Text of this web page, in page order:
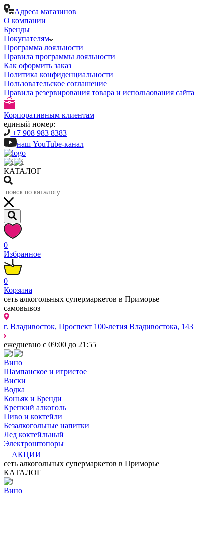
Адреса магазинов
О компании
Бренды
Покупателям
Программа лояльности
Правила программы лояльности
Как оформить заказ
Политика конфиденциальности
Пользовательское соглашение
Правила резервирования товара и использования сайта
Корпоративным клиентам
единый номер:
+7 908 983 8383
наш YouTube-канал
КАТАЛОГ
0
Избранное
0
Корзина
сеть алкогольных супермаркетов в Приморье
самовывоз
г. Владивосток, Проспект 100-летия Владивостока, 143
ежедневно с 09:00 до 21:55
Вино
Шампанское и игристое
Виски
Водка
Коньяк и Бренди
Крепкий алкоголь
Пиво и коктейли
Безалкогольные напитки
Лед коктейльный
Электроштопоры
АКЦИИ
сеть алкогольных супермаркетов в Приморье
КАТАЛОГ
Вино